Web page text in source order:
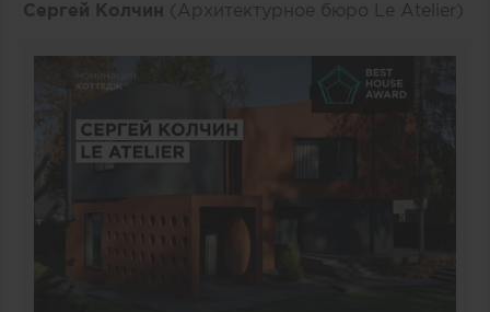
Сергей Колчин (Архитектурное бюро Le Atelier)